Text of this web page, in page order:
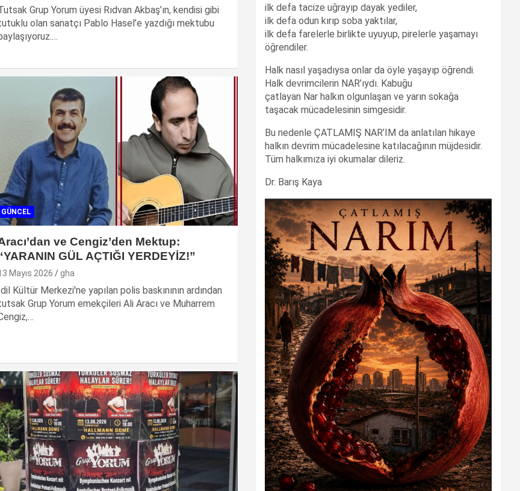
Grup Yorum üyesi Rıdvan Akbaş’ın, kendisi gibi
olan sanatçı Pablo Hasel’e yazdığı mektubu
GÜNCEL
ve Cengiz’den Mektup:
GÜL AÇTIĞI YERDEYİZ!”
Mayıs 2026 gha
İdil Kültür Merkezi'ne yapılan polis baskınının ardından
Grup Yorum emekçileri Ali Aracı ve Muharrem
ilk defa tacize uğrayıp dayak yediler,
ilk defa odun kırıp soba yaktılar,
ilk defa farelerle birlikte uyuyup, pirelerle yaşamayı
öğrendiler.
Halk nasıl yaşadıysa onlar da öyle yaşayıp öğrendi.
Halk devrimcilerin NAR’ıydı. Kabuğu
çatlayan Nar halkın olgunlaşan ve yarın sokağa
taşacak mücadelesinin simgesidir.
Bu nedenle ÇATLAMIŞ NAR’IM da anlatılan hikaye
halkın devrim mücadelesine katılacağının müjdesidir.
Tüm halkımıza iyi okumalar dileriz.
Dr. Barış Kaya